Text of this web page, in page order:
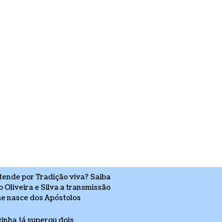
por Tradição viva? Saiba
Oliveira e Silva a transmissão
nasce dos Apóstolos